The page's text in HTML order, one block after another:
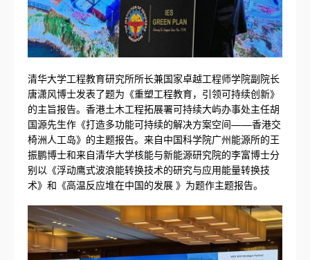
清华大学工程教育研究所所长兼国家卓越工程师学院副院长
唐潇风博士发表了题为《重塑工程教育，引领可持续创新》
的主旨报告。香港土木工程拓展署可持续大屿办事处主任胡
国源先生作《打造多功能可持续的解决方案空间——香港交
椅洲人工岛》的主题报告。来自中国科学院广州能源所的王
振鹏博士和来自清华大学核能与新能源研究院的李富博士分
别以《浮动鹰式波浪能转换技术的研究与应用能量转换技
术》和《高温反应堆在中国的发展 》为题作主题报告。